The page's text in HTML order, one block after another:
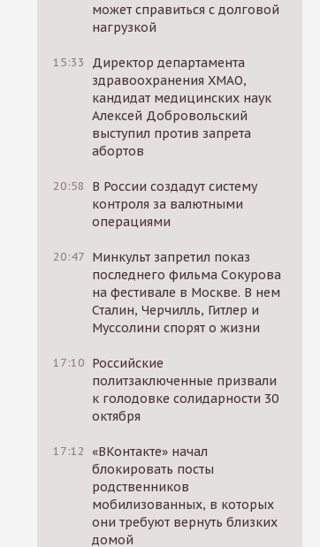
может справиться с долговой
нагрузкой
15:33
Директор департамента
здравоохранения ХМАО,
кандидат медицинских наук
Алексей Добровольский
выступил против запрета
абортов
20:58
В России создадут систему
контроля за валютными
операциями
20:47 Минкульт запретил показ
последнего фильма Сокурова
на фестивале в Москве. В нем
Сталин, Черчилль, Гитлер и
Муссолини спорят о жизни
17:10 Российские
политзаключенные призвали
к голодовке солидарности 30
октября
17:12 «ВКонтакте» начал
блокировать посты
родственников
мобилизованных, в которых
они требуют вернуть близких
домой